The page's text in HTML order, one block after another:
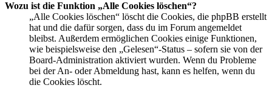
Wozu ist die Funktion „Alle Cookies löschen“?
„Alle Cookies löschen“ löscht die Cookies, die phpBB erstellt
hat und die dafür sorgen, dass du im Forum angemeldet
bleibst. Außerdem ermöglichen Cookies einige Funktionen,
wie beispielsweise den „Gelesen“-Status – sofern sie von der
Board-Administration aktiviert wurden. Wenn du Probleme
bei der An- oder Abmeldung hast, kann es helfen, wenn du
die Cookies löscht.